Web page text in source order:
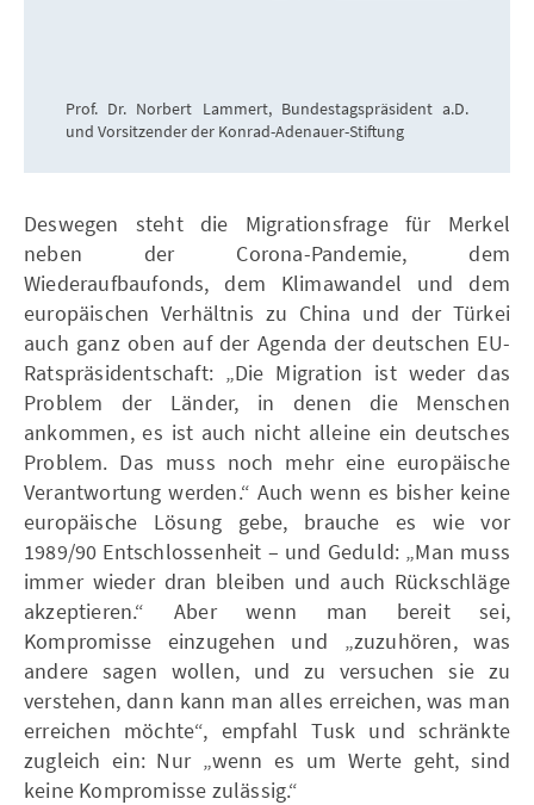
Prof. Dr. Norbert Lammert, Bundestagspräsident a.D.
und Vorsitzender der Konrad-Adenauer-Stiftung
Deswegen steht die Migrationsfrage für Merkel
neben der Corona-Pandemie, dem
Wiederaufbaufonds, dem Klimawandel und dem
europäischen Verhältnis zu China und der Türkei
auch ganz oben auf der Agenda der deutschen EU-
Ratspräsidentschaft: „Die Migration ist weder das
Problem der Länder, in denen die Menschen
ankommen, es ist auch nicht alleine ein deutsches
Problem. Das muss noch mehr eine europäische
Verantwortung werden.“ Auch wenn es bisher keine
europäische Lösung gebe, brauche es wie vor
1989/90 Entschlossenheit – und Geduld: „Man muss
immer wieder dran bleiben und auch Rückschläge
akzeptieren.“ Aber wenn man bereit sei,
Kompromisse einzugehen und „zuzuhören, was
andere sagen wollen, und zu versuchen sie zu
verstehen, dann kann man alles erreichen, was man
erreichen möchte“, empfahl Tusk und schränkte
zugleich ein: Nur „wenn es um Werte geht, sind
keine Kompromisse zulässig.“